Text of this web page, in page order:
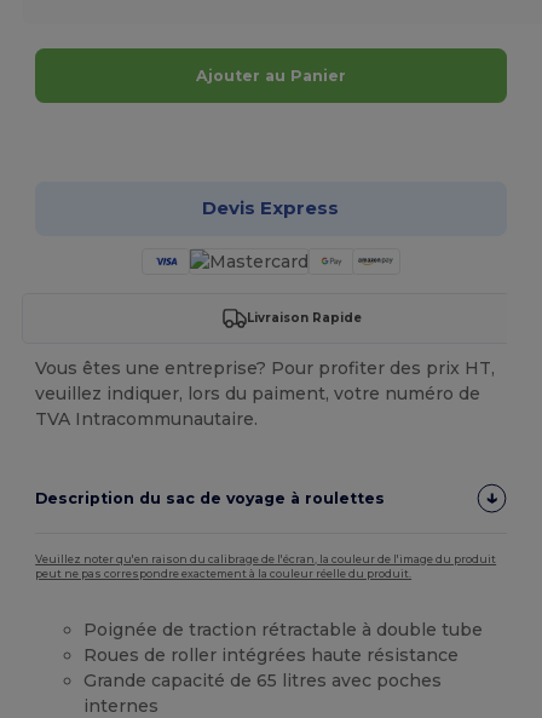
Ajouter au Panier
Devis Express
Livraison Rapide
Vous êtes une entreprise? Pour profiter des prix HT,
veuillez indiquer, lors du paiment, votre numéro de
TVA Intracommunautaire.
Description du sac de voyage à roulettes
Veuillez noter qu'en raison du calibrage de l'écran, la couleur de l'image du produit
peut ne pas correspondre exactement à la couleur réelle du produit.
Poignée de traction rétractable à double tube
Roues de roller intégrées haute résistance
Grande capacité de 65 litres avec poches
internes